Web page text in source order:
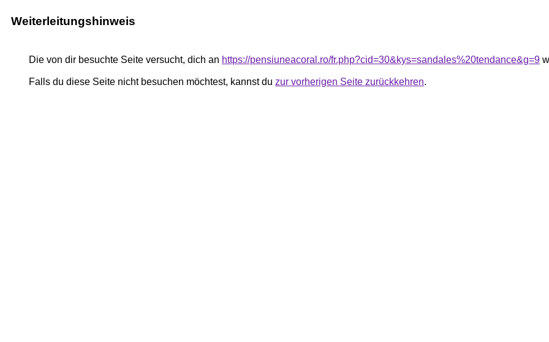
Weiterleitungshinweis
Die von dir besuchte Seite versucht, dich an https://pensiuneacoral.ro/fr.php?cid=30&kys=sandales%20tendance&g=9
Falls du diese Seite nicht besuchen möchtest, kannst du zur vorherigen Seite zurückkehren.